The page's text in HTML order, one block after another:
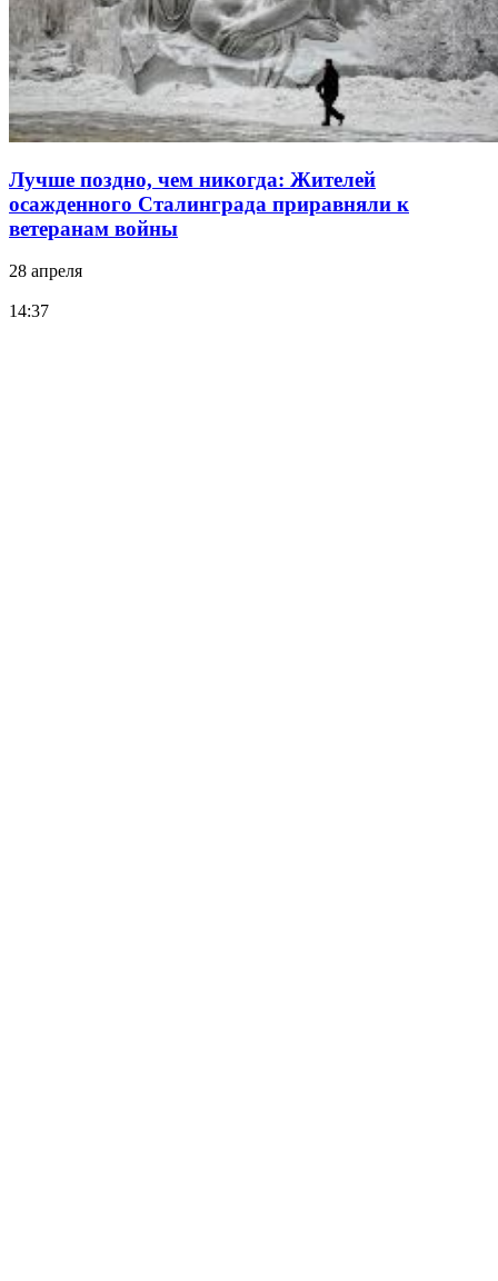
Лучше поздно, чем никогда: Жителей
осажденного Сталинграда приравняли к
ветеранам войны
28 апреля
14:37